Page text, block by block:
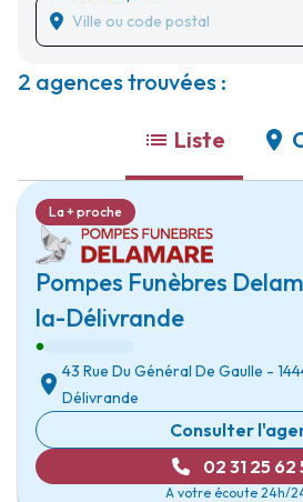
2 agences trouvées :
Liste
Pompes Funèbres
la-Délivrande
La + proche
43 Rue Du Général De Gaulle -
Délivrande
Consulter
02 31 25 62
A votre écoute 24h/